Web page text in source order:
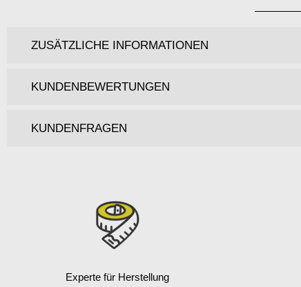
ZUSÄTZLICHE INFORMATIONEN
KUNDENBEWERTUNGEN
KUNDENFRAGEN
Experte für Herstellung